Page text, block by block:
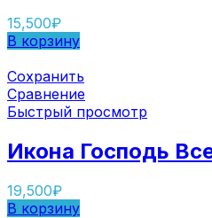
15,500₽
В корзину
Сохранить
Сравнение
Быстрый просмотр
Икона Господь
19,500₽
В корзину